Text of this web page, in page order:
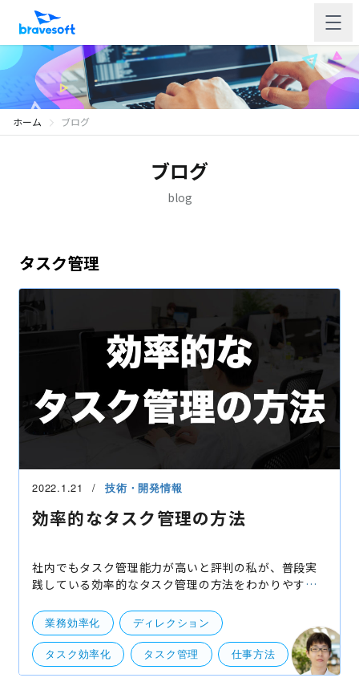
ホーム ブログ
ブログ
blog
タスク管理
2022.1.21 技術・開発情報
効率的なタスク管理の方法
社内でもタスク管理能力が高いと評判の私が、普段実
践している効率的なタスク管理の方法をわかりやすく
るための手助けになると幸いです。 特にタスク管理が
苦手
業務効率化 ディレクション
タスク効率化 タスク管理 仕事方法